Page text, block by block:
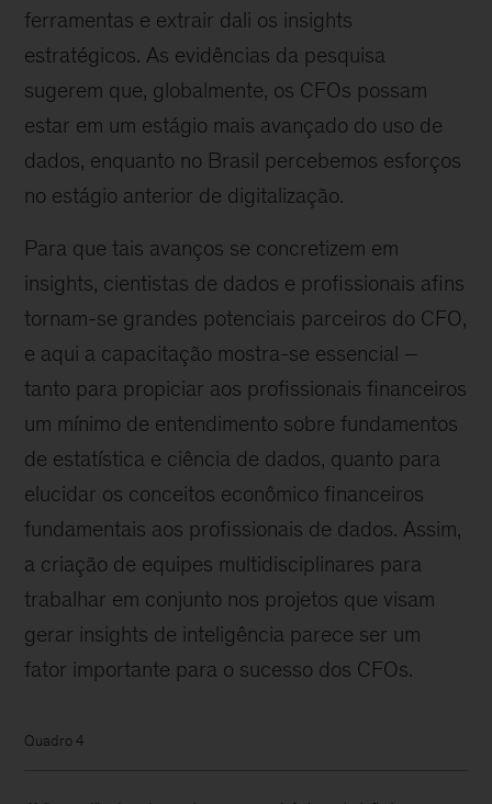
ferramentas e extrair dali os insights
estratégicos. As evidências da pesquisa
sugerem que, globalmente, os CFOs possam
estar em um estágio mais avançado do uso de
dados, enquanto no Brasil percebemos esforços
no estágio anterior de digitalização.
Para que tais avanços se concretizem em
insights, cientistas de dados e profissionais afins
tornam-se grandes potenciais parceiros do CFO,
e aqui a capacitação mostra-se essencial –
tanto para propiciar aos profissionais financeiros
um mínimo de entendimento sobre fundamentos
de estatística e ciência de dados, quanto para
elucidar os conceitos econômico financeiros
fundamentais aos profissionais de dados. Assim,
a criação de equipes multidisciplinares para
trabalhar em conjunto nos projetos que visam
gerar insights de inteligência parece ser um
fator importante para o sucesso dos CFOs.
Quadro 4